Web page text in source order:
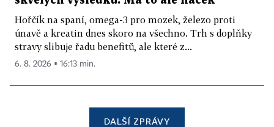
Hořčík na spaní, omega-3 pro mozek, železo proti
únavě a kreatin dnes skoro na všechno. Trh s doplňky
stravy slibuje řadu benefitů, ale které z...
6. 8. 2026 ▪ 16:13 min.
DALŠÍ ZPRÁVY